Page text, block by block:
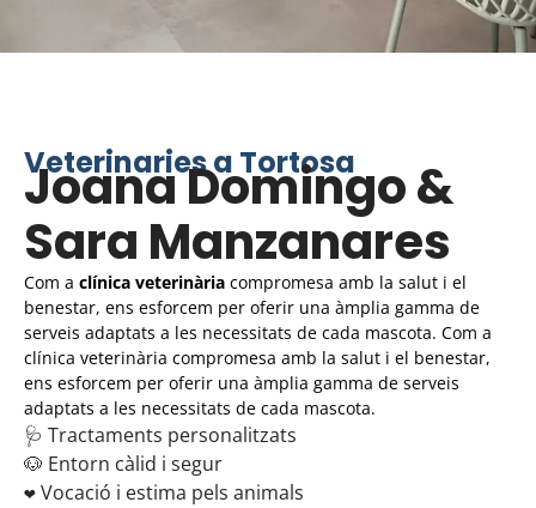
Veterinaries a Tortosa
Joana Domingo &
Sara Manzanares
Com a clínica veterinària compromesa amb la salut i el
benestar, ens esforcem per oferir una àmplia gamma de
serveis adaptats a les necessitats de cada mascota. Com a
clínica veterinària compromesa amb la salut i el benestar,
ens esforcem per oferir una àmplia gamma de serveis
adaptats a les necessitats de cada mascota.
🩺 Tractaments personalitzats
🐶 Entorn càlid i segur
❤️ Vocació i estima pels animals